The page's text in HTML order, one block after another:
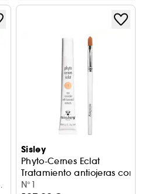
Sisley
Phyto-Cernes Eclat
Tratamiento antiojeras con
N°1